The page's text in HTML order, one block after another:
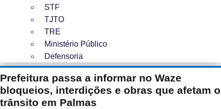
STF
TJTO
TRE
Ministério Público
Defensoria
Prefeitura passa a informar no Waze
bloqueios, interdições e obras que afetam o
trânsito em Palmas